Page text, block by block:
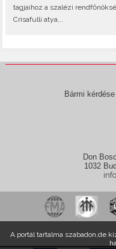
tagjaihoz a szalézi
Crisafulli atya,..
Bármi
Don
1032
A portál tartalma szabadon,de